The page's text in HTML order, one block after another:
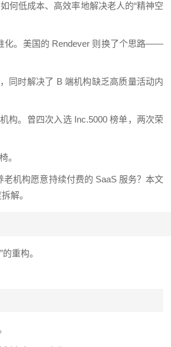
何低成本、高效率地解决老人的“精神空
化。美国的 Rendever 则换了个思路——
同时解决了 B 端机构缺乏高质量活动内
构。曾四次入选 Inc.5000 榜单，两次荣
。
机构愿意持续付费的 SaaS 服务？本文
解。
重构。